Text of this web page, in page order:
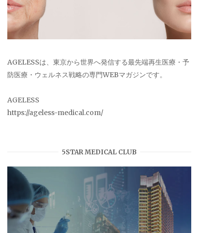
AGELESSは、東京から世界へ発信する最先端再生医療・予
防医療・ウェルネス戦略の専門WEBマガジンです。
AGELESS
https://ageless-medical.com/
5STAR MEDICAL CLUB